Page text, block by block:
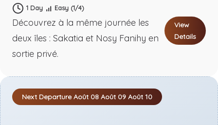
1 Day Easy (1/4)
Découvrez à la même journée les
deux îles : Sakatia et Nosy Fanihy en
sortie privé.
View
Details
Next Departure Août 08 Août 09 Août 10